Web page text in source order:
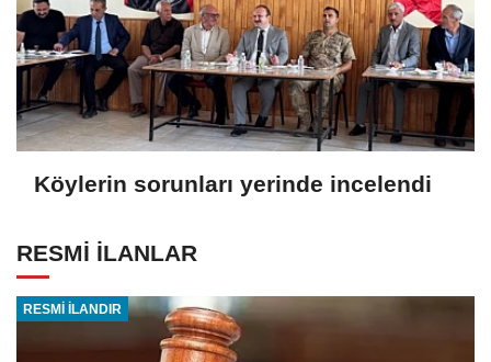
Köylerin sorunları yerinde incelendi
RESMİ İLANLAR
RESMİ İLANDIR